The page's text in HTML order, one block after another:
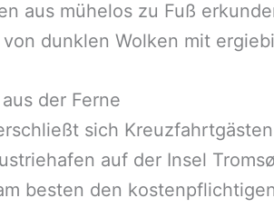
aus mühelos zu Fuß
dunklen Wolken mit
der Ferne
sich
auf der Insel
besten den